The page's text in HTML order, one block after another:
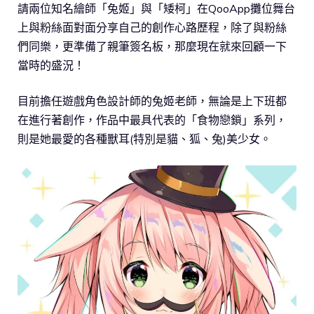
請兩位知名繪師「兔姬」與「矮柯」在QooApp攤位舞台
上與粉絲面對面分享自己的創作心路歷程，除了與粉絲
們同樂，更準備了親筆簽名板，那麼現在就來回顧一下
當時的盛況！
目前擔任遊戲角色設計師的兔姬老師，無論是上下班都
在進行著創作，作品中最具代表的「食物戀鎖」系列，
則是她最愛的各種獸耳(特別是貓、狐、兔)美少女。